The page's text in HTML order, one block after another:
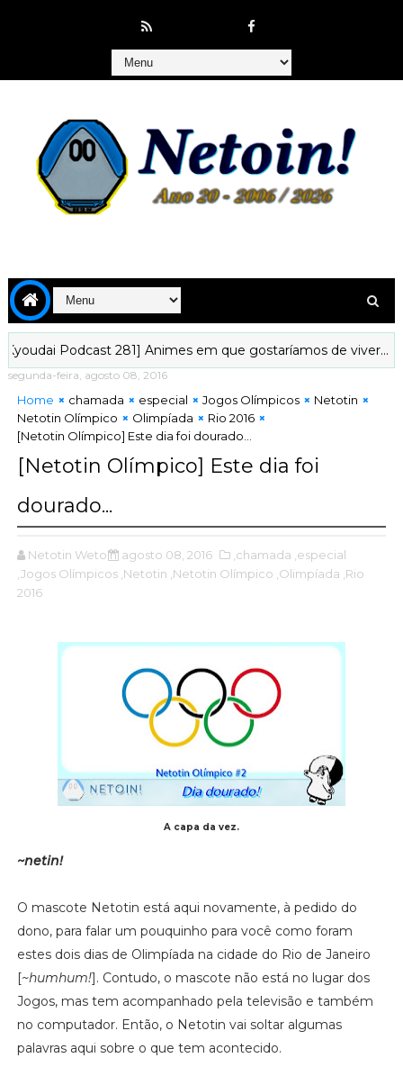
Podcast 281] Animes em que gostaríamos de viver...
segunda-feira, agosto 08, 2016
Home chamada especial Jogos Olímpicos
Netotin
Netotin Olímpico
Olimpíada
Rio 2016
[Netotin Olímpico] Este dia foi dourado...
[Netotin Olímpico] Este dia foi
dourado...
Netotin Wetoin agosto 08, 2016 ,chamada ,especial
,Jogos Olímpicos ,Netotin ,Netotin Olímpico ,Olimpíada ,Rio
2016
A capa da vez.
~netin!
O mascote Netotin está aqui novamente, à pedido do
dono, para falar um pouquinho para você como foram
estes dois dias de Olimpíada na cidade do Rio de Janeiro
[~humhum!]. Contudo, o mascote não está no lugar dos
Jogos, mas tem acompanhado pela televisão e também
no computador. Então, o Netotin vai soltar algumas
palavras aqui sobre o que tem acontecido.